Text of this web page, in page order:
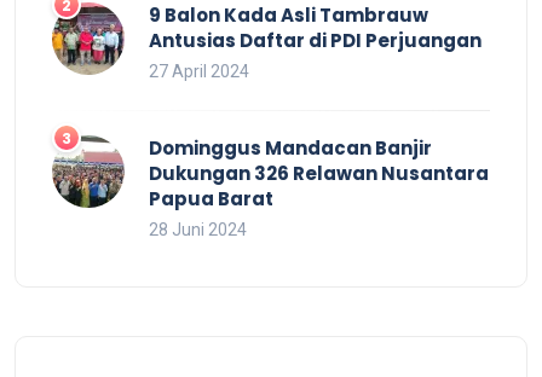
9 Balon Kada Asli Tambrauw
Antusias Daftar di PDI Perjuangan
27 April 2024
Dominggus Mandacan Banjir
Dukungan 326 Relawan Nusantara
Papua Barat
28 Juni 2024